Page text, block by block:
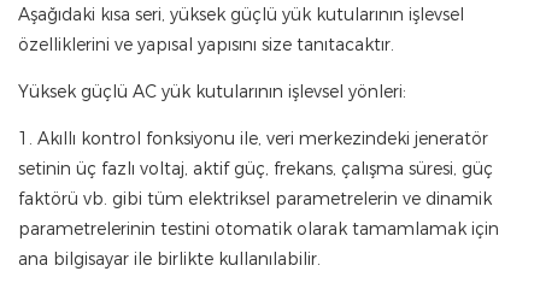
Aşağıdaki kısa seri, yüksek güçlü yük kutularının işlevsel
özelliklerini ve yapısal yapısını size tanıtacaktır.
Yüksek güçlü AC yük kutularının işlevsel yönleri:
1. Akıllı kontrol fonksiyonu ile, veri merkezindeki jeneratör
setinin üç fazlı voltaj, aktif güç, frekans, çalışma süresi, güç
faktörü vb. gibi tüm elektriksel parametrelerin ve dinamik
parametrelerinin testini otomatik olarak tamamlamak için
ana bilgisayar ile birlikte kullanılabilir.